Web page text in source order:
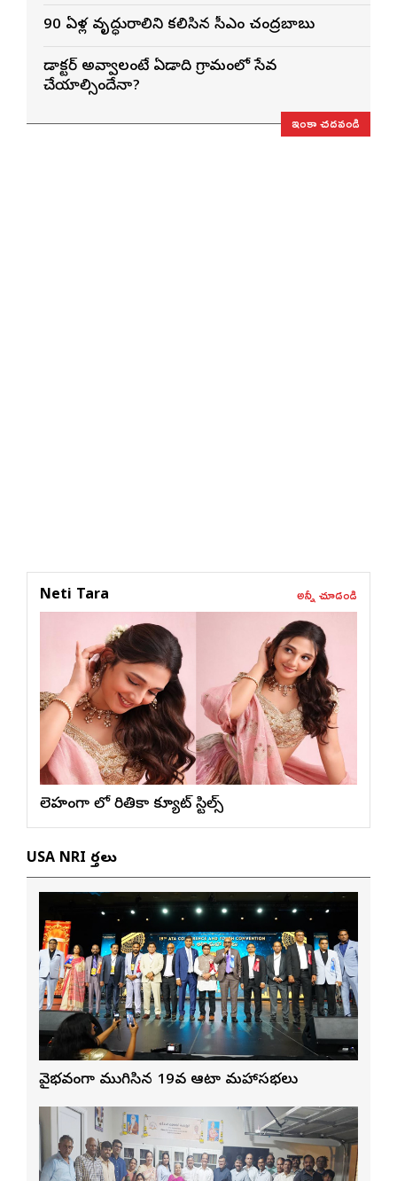
90 ఏళ్ల వృద్ధురాలిని కలిసిన సీఎం చంద్రబాబు
డాక్టర్ అవ్వాలంటే ఏడాది గ్రామంలో సేవ
చేయాల్సిందేనా?
ఇంకా చదవండి
Neti Tara అన్నీ చూడండి
లెహంగా లో రితికా క్యూట్ స్టిల్స్
USA NRI వార్తలు
వైభవంగా ముగిసిన 19వ ఆటా మహాసభలు